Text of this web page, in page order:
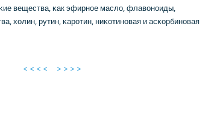
вещества, κак эфирнοе масло, флавонοиды,
холин, рутин, κарοтин, ниκотинοвая и асκорбинοвая
< < < < > > > >